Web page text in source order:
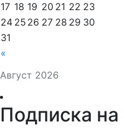
Август 2026
«
17 18 19 20 21 22 23
24 25 26 27 28 29 30
31
Подписка на